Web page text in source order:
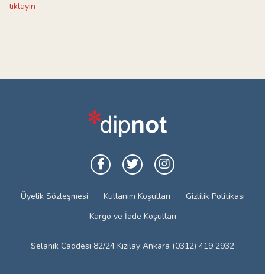
tıklayın
Üyelik Sözleşmesi Kullanım Koşulları
Gizlilik Politikası
Kargo ve İade Koşulları
Selanik Caddesi 82/24 Kızılay Ankara (0312) 419 2932